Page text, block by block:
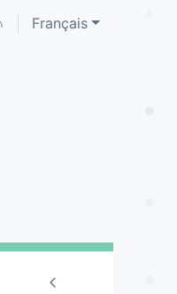
Français